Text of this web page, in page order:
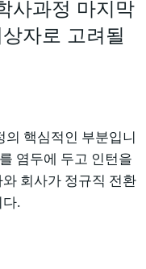
사과정 마지막
자로 고려될
의 핵심적인 부분입니
염두에 두고 인턴을
회사가 정규직 전환
.